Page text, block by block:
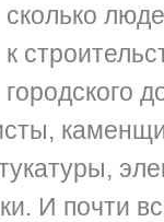
сколько
к
городского
И почти